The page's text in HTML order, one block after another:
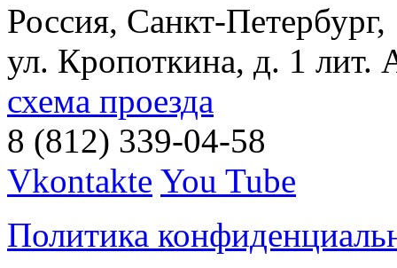
Россия, Санкт-Петербург,
ул. Кропоткина, д. 1 лит.
схема проезда
8 (812) 339-04-58
Vkontakte You Tube
Политика